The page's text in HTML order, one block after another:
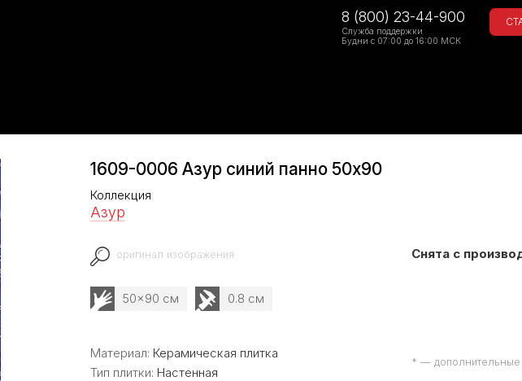
8 (800) 23-44-900
Служба поддержки
Будни с 07:00 до 16:00 МСК
1609-0006 Азур синий панно 50x90
Коллекция
Азур
оригинал изображения
50x90 см 0.8 см
Снята с
Материал: Керамическая плитка
Тип плитки: Настенная
* — дополнительные